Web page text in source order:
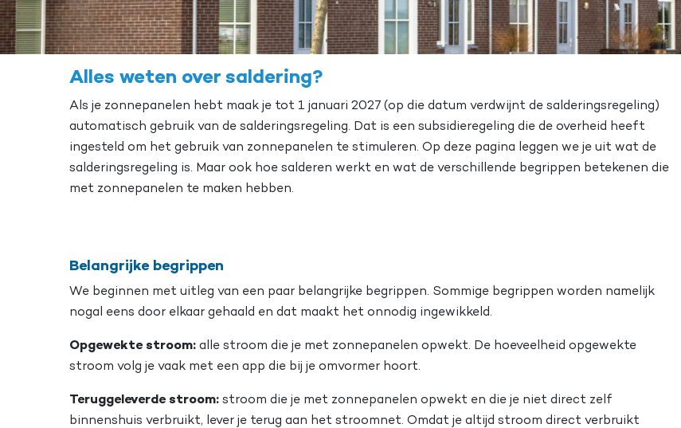
Alles weten over saldering?
Als je zonnepanelen hebt maak je tot 1 januari 2027 (op die datum verdwijnt de salderingsregeling)
automatisch gebruik van de salderingsregeling. Dat is een subsidieregeling die de overheid heeft
ingesteld om het gebruik van zonnepanelen te stimuleren. Op deze pagina leggen we je uit wat de
salderingsregeling is. Maar ook hoe salderen werkt en wat de verschillende begrippen betekenen die
met zonnepanelen te maken hebben.
Belangrijke begrippen
We beginnen met uitleg van een paar belangrijke begrippen. Sommige begrippen worden namelijk
nogal eens door elkaar gehaald en dat maakt het onnodig ingewikkeld.
Opgewekte stroom: alle stroom die je met zonnepanelen opwekt. De hoeveelheid opgewekte
stroom volg je vaak met een app die bij je omvormer hoort.
Teruggeleverde stroom: stroom die je met zonnepanelen opwekt en die je niet direct zelf
binnenshuis verbruikt, lever je terug aan het stroomnet. Omdat je altijd stroom direct verbruikt